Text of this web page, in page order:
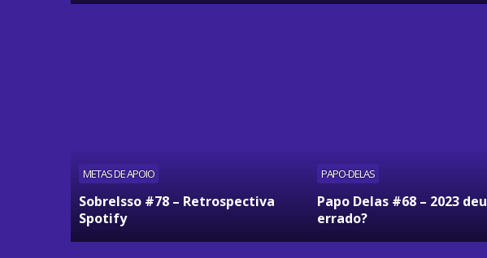
METAS DE APOIO
SobreIsso #78 – Retrospectiva
Spotify
PAPO-DELAS
Papo Delas #68 – 2023 deu
errado?